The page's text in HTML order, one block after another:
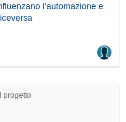
l’automazione e
progetto